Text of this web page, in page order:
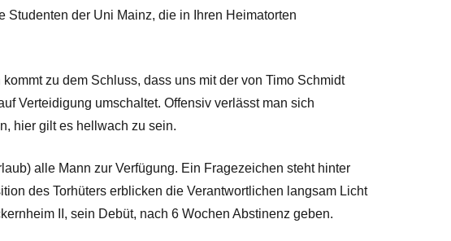
der Uni Mainz, die in Ihren Heimatorten
zu dem Schluss, dass uns mit der von Timo Schmidt
Verteidigung umschaltet. Offensiv verlässt man sich
hier gilt es hellwach zu sein.
alle Mann zur Verfügung. Ein Fragezeichen steht hinter
des Torhüters erblicken die Verantwortlichen langsam Licht
II, sein Debüt, nach 6 Wochen Abstinenz geben.